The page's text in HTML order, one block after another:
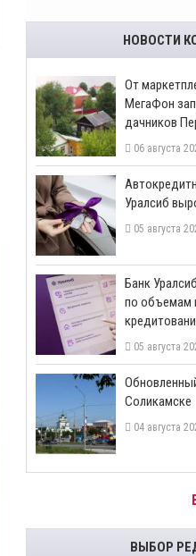
НОВОСТИ
От
МегаФон
дачников
06 августа
Уралсиб
05 августа
​Банк
по объемам
05 августа
Соликамске
04 августа
ВЫБОР